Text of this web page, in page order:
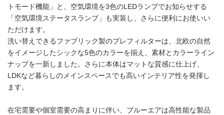
トモード機能」と、空気環境を3色のLEDランプでお知らせする
「空気環境ステータスランプ」も実装し、さらに便利にお使いい
ただけます。
洗い替えできるファブリック製のプレフィルターは、北欧の自然
をイメージしたシックな5色のカラーを揃え、素材とカラーライン
ナップを一新しました。さらに本体はマットな質感に仕上げ、
LDKなど暮らしのメインスペースでも高いインテリア性を発揮し
ます。
在宅需要や個室需要の高まりに伴い、ブルーエアは高性能な製品